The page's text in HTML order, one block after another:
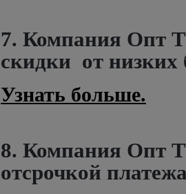
7. Компания Опт
скидки от низких
Узнать больше.
8. Компания Опт
отсрочкой